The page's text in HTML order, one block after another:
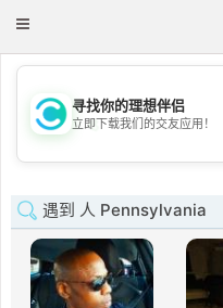
Toggle
💖
💕
寻找你的理想伴侣
立即下载我们的交友应用！
遇到 人 Pennsylvania